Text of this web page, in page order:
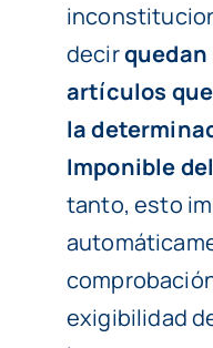
decirquedan
artículos
la
Imponible
tanto, esto
exigibilidad